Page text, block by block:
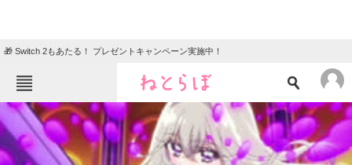
🎁 Switch 2もあたる！ プレゼントキャンペーン実施中！
ねとらぼメニュー
TOP ニュース
エンタメ クイズ